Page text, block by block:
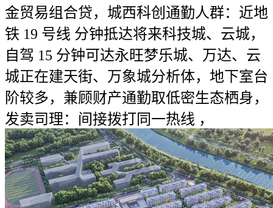
金贸易组合贷，城西科创通勤人群：近地
铁 19 号线 分钟抵达将来科技城、云城，
自驾 15 分钟可达永旺梦乐城、万达、云
城正在建天街、万象城分析体，地下室台
阶较多，兼顾财产通勤取低密生态栖身，
发卖司理：间接拨打同一热线 ，